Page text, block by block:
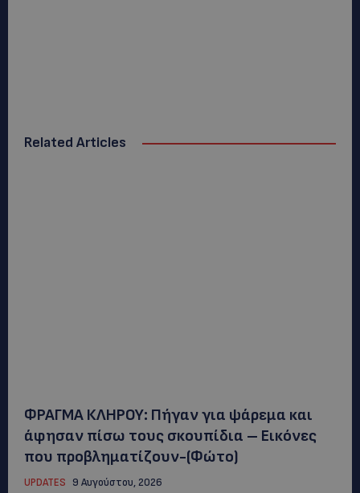
Related Articles
ΦΡΑΓΜΑ ΚΛΗΡΟΥ: Πήγαν για ψάρεμα και
άφησαν πίσω τους σκουπίδια – Εικόνες
που προβληματίζουν-(Φώτο)
UPDATES 9 Αυγούστου, 2026